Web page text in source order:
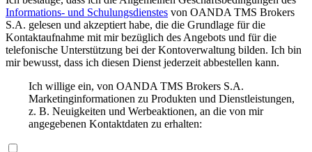
Informations- und Schulungsdienstes von OANDA TMS Brokers
S.A. gelesen und akzeptiert habe, die die Grundlage für die
Kontaktaufnahme mit mir bezüglich des Angebots und für die
telefonische Unterstützung bei der Kontoverwaltung bilden. Ich bin
mir bewusst, dass ich diesen Dienst jederzeit abbestellen kann.
Ich willige ein, von OANDA TMS Brokers S.A.
Marketinginformationen zu Produkten und Dienstleistungen,
z. B. Neuigkeiten und Werbeaktionen, an die von mir
angegebenen Kontaktdaten zu erhalten: